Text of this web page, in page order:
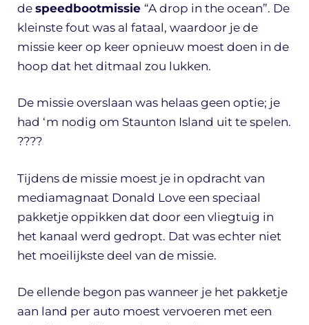
de speedbootmissie “A drop in the ocean”. De
kleinste fout was al fataal, waardoor je de
missie keer op keer opnieuw moest doen in de
hoop dat het ditmaal zou lukken.
De missie overslaan was helaas geen optie; je
had ‘m nodig om Staunton Island uit te spelen.
????
Tijdens de missie moest je in opdracht van
mediamagnaat Donald Love een speciaal
pakketje oppikken dat door een vliegtuig in
het kanaal werd gedropt. Dat was echter niet
het moeilijkste deel van de missie.
De ellende begon pas wanneer je het pakketje
aan land per auto moest vervoeren met een